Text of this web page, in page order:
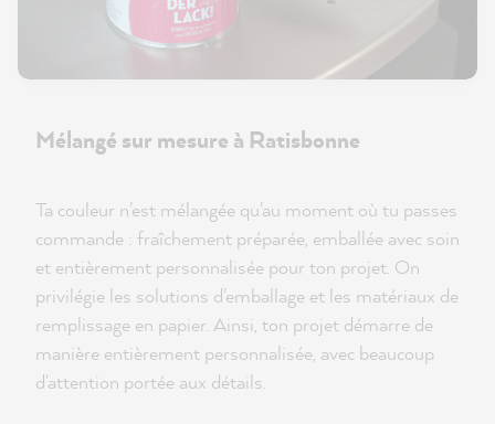
Mélangé sur mesure à Ratisbonne
Ta couleur n'est mélangée qu'au moment où tu passes
commande : fraîchement préparée, emballée avec soin
et entièrement personnalisée pour ton projet. On
privilégie les solutions d'emballage et les matériaux de
remplissage en papier. Ainsi, ton projet démarre de
manière entièrement personnalisée, avec beaucoup
d'attention portée aux détails.